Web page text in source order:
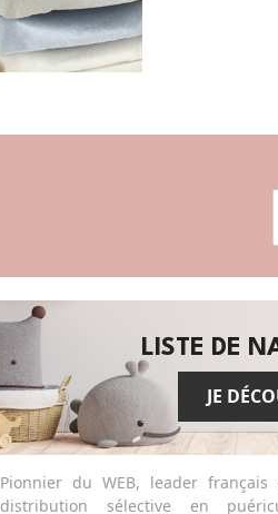
LISTE DE
JE
Pionnier du WEB, leader
distribution sélective en